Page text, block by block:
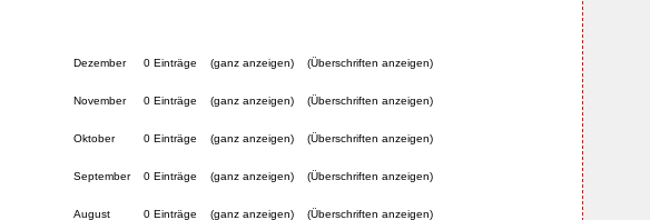
Dezember 0 Einträge (ganz anzeigen) (Überschriften anzeigen)
November 0 Einträge (ganz anzeigen) (Überschriften anzeigen)
Oktober 0 Einträge (ganz anzeigen) (Überschriften anzeigen)
September 0 Einträge (ganz anzeigen) (Überschriften anzeigen)
August 0 Einträge (ganz anzeigen) (Überschriften anzeigen)